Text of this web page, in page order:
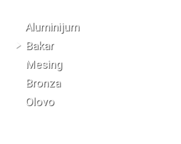
Aluminijum
Bakar
Mesing
Bronza
Olovo